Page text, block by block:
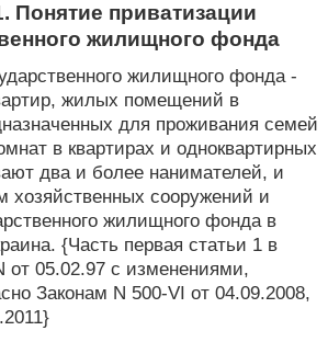
Понятие приватизации
жилищного фонда
жилищного фонда -
жилых помещений в
для проживания семей
в квартирах и одноквартирных
два и более нанимателей, и
хозяйственных сооружений и
жилищного фонда в
{Часть первая статьи 1 в
от 05.02.97 с изменениями,
Законам N 500-VI от 04.09.2008,